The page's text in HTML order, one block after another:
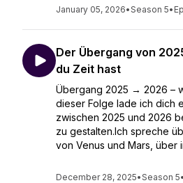
January 05, 2026•Season 5•
Der Übergang von
du Zeit hast
Übergang 2025 → 2026 –
dieser Folge lade ich dich
zwischen 2025 und 2026
zu gestalten.Ich spreche
von Venus und Mars, über
December 28, 2025•Season 5•